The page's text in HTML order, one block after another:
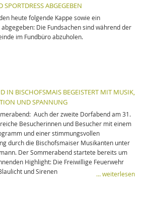
ABGEGEBEN
heute folgende Kappe sowie ein
Die Fundsachen sind während der
im Fundbüro abzuholen.
IN BISCHOFSMAIS BEGEISTERT MIT MUSIK,
UND SPANNUNG
Auch der zweite Dorfabend am 31.
Besucherinnen und Besucher mit einem
und einer stimmungsvollen
durch die Bischofsmaiser Musikanten unter
Der Sommerabend startete bereits um
Highlight: Die Freiwillige Feuerwehr
und Sirenen
… weiterlesen